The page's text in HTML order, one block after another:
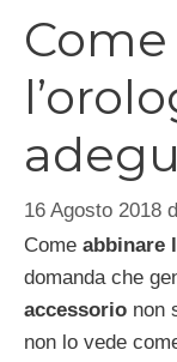
16 Agosto 2018
Come abbinare
domanda che
accessorio non
non lo vede